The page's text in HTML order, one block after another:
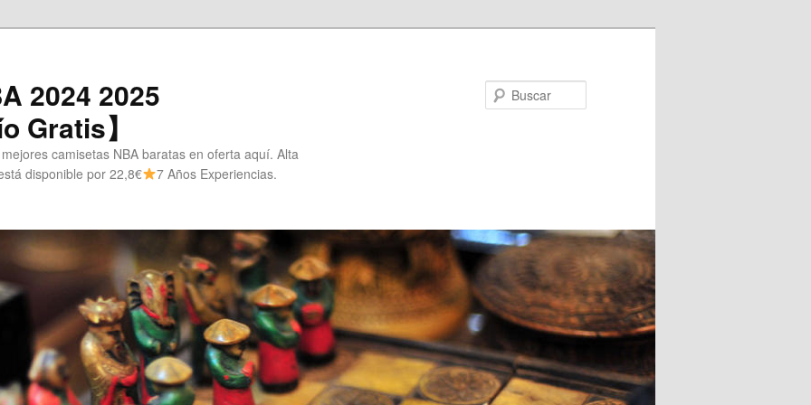
2024 2025
Gratis】
camisetas NBA baratas en oferta aquí. Alta
disponible por 22,8€
7 Años Experiencias.